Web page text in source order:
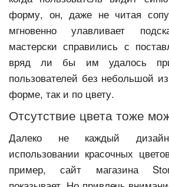
форму, он, даже не читая
мгновенно улавливает
мастерски справились с
вряд ли бы им удалось
пользователей без небольшой
форме, так и по цвету.
Отсутствие цвета тоже
Далеко не каждый
использовании красочных
пример, сайт магазина